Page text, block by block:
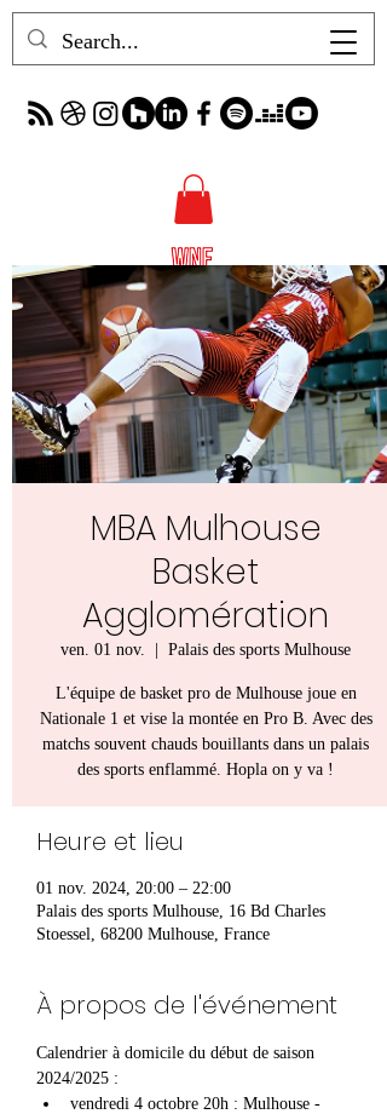
MBA Mulhouse
Basket
Agglomération
ven. 01 nov.
  |
Palais des sports Mulhouse
L'équipe de basket pro de Mulhouse joue en
Nationale 1 et vise la montée en Pro B. Avec des
matchs souvent chauds bouillants dans un palais
des sports enflammé. Hopla on y va !
Heure et lieu
01 nov. 2024, 20:00 – 22:00
Palais des sports Mulhouse, 16 Bd Charles
Stoessel, 68200 Mulhouse, France
À propos de l'événement
Calendrier à domicile du début de saison
2024/2025 :
vendredi 4 octobre 20h : Mulhouse -